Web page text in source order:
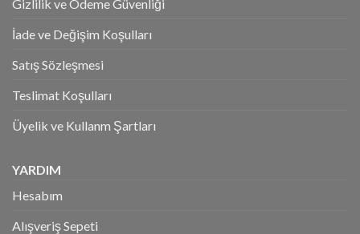
Gizlilik ve Ödeme Güvenliği
İade ve Değişim Koşulları
Satış Sözleşmesi
Teslimat Koşulları
Üyelik ve Kullanm Şartları
YARDIM
Hesabım
Alışveriş Sepeti